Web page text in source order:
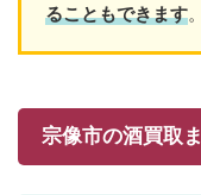
ることもできます。
宗像市の酒買取